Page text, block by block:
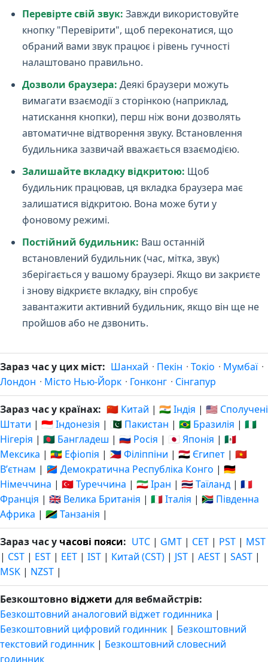
Перевірте свій звук: Завжди використовуйте
кнопку "Перевірити", щоб переконатися, що
обраний вами звук працює і рівень гучності
налаштовано правильно.
Дозволи браузера: Деякі браузери можуть
вимагати взаємодії з сторінкою (наприклад,
натискання кнопки), перш ніж вони дозволять
автоматичне відтворення звуку. Встановлення
будильника зазвичай вважається взаємодією.
Залишайте вкладку відкритою: Щоб
будильник працював, ця вкладка браузера має
залишатися відкритою. Вона може бути у
фоновому режимі.
Постійний будильник: Ваш останній
встановлений будильник (час, мітка, звук)
зберігається у вашому браузері. Якщо ви закриєте
і знову відкриєте вкладку, він спробує
завантажити активний будильник, якщо він ще не
пройшов або не дзвонить.
Зараз час у цих міст: Шанхай · Пекін · Токіо · Мумбаї ·
Лондон · Місто Нью-Йорк · Гонконг · Сінгапур
Зараз час у країнах: 🇨🇳 Китай | 🇮🇳 Індія | 🇺🇸 Сполучені
Штати | 🇮🇩 Індонезія | 🇵🇰 Пакистан | 🇧🇷 Бразилія | 🇳🇬
Нігерія | 🇧🇩 Бангладеш | 🇷🇺 Росія | 🇯🇵 Японія | 🇲🇽
Мексика | 🇪🇹 Ефіопія | 🇵🇭 Філіппіни | 🇪🇬 Єгипет | 🇻🇳
Вʼєтнам | 🇨🇩 Демократична Республіка Конго | 🇩🇪
Німеччина | 🇹🇷 Туреччина | 🇮🇷 Іран | 🇹🇭 Таїланд | 🇫🇷
Франція | 🇬🇧 Велика Британія | 🇮🇹 Італія | 🇿🇦 Південна
Африка | 🇹🇿 Танзанія |
Зараз час у часові пояси: UTC | GMT | CET | PST | MST
| CST | EST | EET | IST | Китай (CST) | JST | AEST | SAST |
MSK | NZST |
Безкоштовно віджети для вебмайстрів:
Безкоштовний аналоговий віджет годинника |
Безкоштовний цифровий годинник | Безкоштовний
текстовий годинник | Безкоштовний словесний
годинник